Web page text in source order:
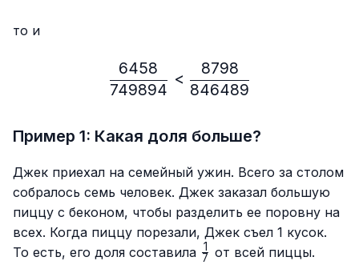
то и
\frac{6458}{749894} <
749894
6458
<
846489
8798
Пример 1: Какая доля больше?
Джек приехал на семейный ужин. Всего за столом
собралось семь человек. Джек заказал большую
пиццу с беконом, чтобы разделить ее поровну на
всех. Когда пиццу порезали, Джек съел 1 кусок.
То есть, его доля составила \frac{1}
7
1 от всей пиццы.